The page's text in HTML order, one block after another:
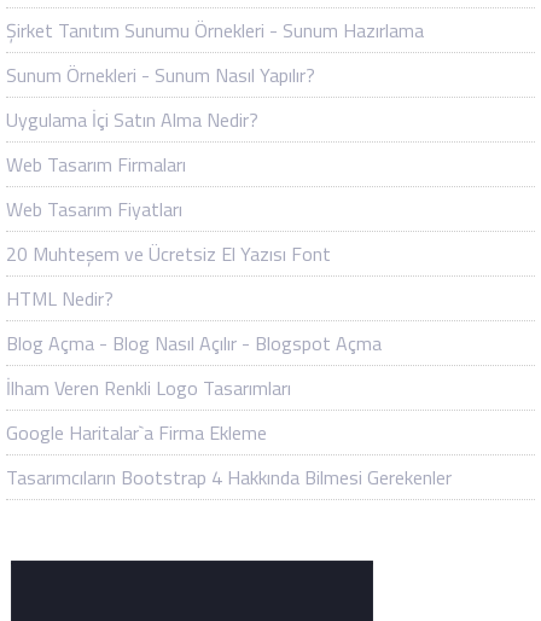
Şirket Tanıtım Sunumu Örnekleri - Sunum Hazırlama
Sunum Örnekleri - Sunum Nasıl Yapılır?
Uygulama İçi Satın Alma Nedir?
Web Tasarım Firmaları
Web Tasarım Fiyatları
20 Muhteşem ve Ücretsiz El Yazısı Font
HTML Nedir?
Blog Açma - Blog Nasıl Açılır - Blogspot Açma
İlham Veren Renkli Logo Tasarımları
Google Haritalar`a Firma Ekleme
Tasarımcıların Bootstrap 4 Hakkında Bilmesi Gerekenler